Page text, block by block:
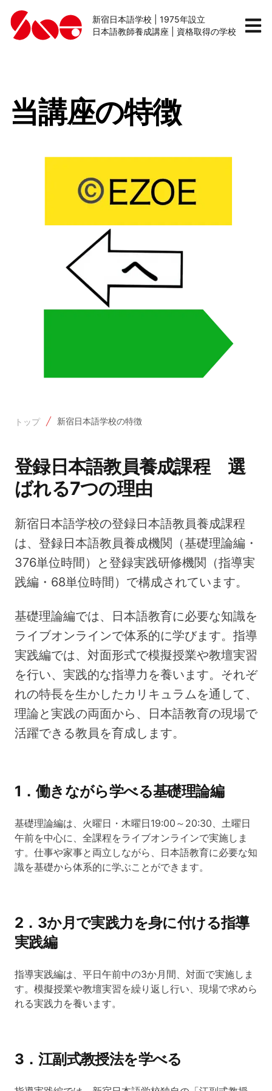
新宿日本語学校 | 1975年設立
日本語教師養成講座 | 資格取得の学校
当講座の特徴
トップ 新宿日本語学校の特徴
登録日本語教員養成課程 選
ばれる7つの理由
新宿日本語学校の登録日本語教員養成課程
は、登録日本語教員養成機関（基礎理論編・
376単位時間）と登録実践研修機関（指導実
践編・68単位時間）で構成されています。
基礎理論編では、日本語教育に必要な知識を
ライブオンラインで体系的に学びます。指導
実践編では、対面形式で模擬授業や教壇実習
を行い、実践的な指導力を養います。それぞ
れの特長を生かしたカリキュラムを通して、
理論と実践の両面から、日本語教育の現場で
活躍できる教員を育成します。
1．働きながら学べる基礎理論編
基礎理論編は、火曜日・木曜日19:00～20:30、土曜日
午前を中心に、全課程をライブオンラインで実施しま
す。仕事や家事と両立しながら、日本語教育に必要な知
識を基礎から体系的に学ぶことができます。
2．3か月で実践力を身に付ける指導
実践編
指導実践編は、平日午前中の3か月間、対面で実施しま
す。模擬授業や教壇実習を繰り返し行い、現場で求めら
れる実践力を養います。
3．江副式教授法を学べる